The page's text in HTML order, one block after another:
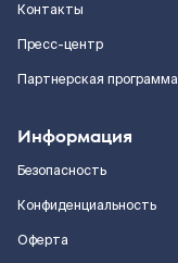
Контакты
Пресс-центр
Партнерская программа
Информация
Безопасность
Конфиденциальность
Оферта